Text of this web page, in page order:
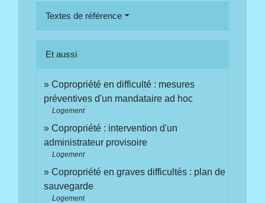
Textes de référence
Et aussi
Copropriété en difficulté : mesures
préventives d'un mandataire ad hoc
Logement
Copropriété : intervention d'un
administrateur provisoire
Logement
Copropriété en graves difficultés : plan de
sauvegarde
Logement